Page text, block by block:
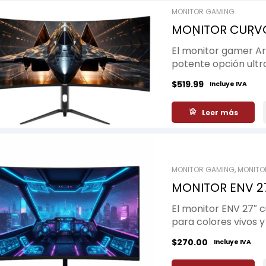
MONITOR GAMING
MONITOR
34″/ UWQHD /
El monitor gamer
potente opción
rendimiento. Con
impresionante tasa
ultra fluidas,
perfecta no solo
usuarios que
aplicaciones de
formato
trabajo,
$519.99 Incluye IVA
Leer más
MONITOR GAMING,
MONITOR ENV
El monitor ENV 27″
para colores vivos y
contenido
brindando una
$270.00 Incluye IVA